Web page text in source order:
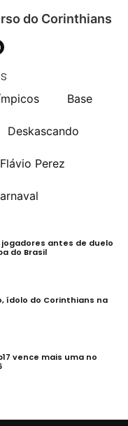
do Corinthians
Base
Deskascando
Perez
jogadores antes de duelo
do Brasil
ídolo do Corinthians na
vence mais uma no